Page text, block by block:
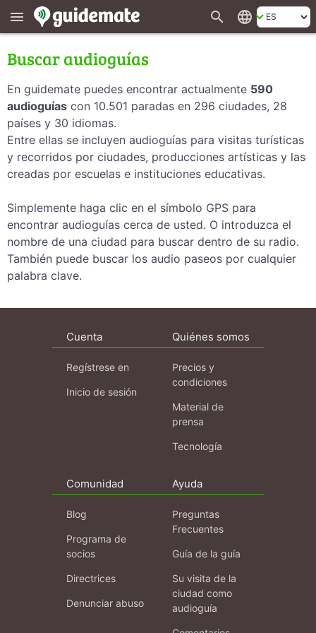
menu search language
Buscar audioguías
En guidemate puedes encontrar actualmente 590
audioguías con 10.501 paradas en 296 ciudades, 28
países y 30 idiomas.
Entre ellas se incluyen audioguías para visitas turísticas
y recorridos por ciudades, producciones artísticas y las
creadas por escuelas e instituciones educativas.
Simplemente haga clic en el símbolo GPS para
encontrar audioguías cerca de usted. O introduzca el
nombre de una ciudad para buscar dentro de su radio.
También puede buscar los audio paseos por cualquier
palabra clave.
Cuenta
Regístrese en
Inicio de sesión
Quiénes somos
Precios y
condiciones
Material de
prensa
Tecnología
Comunidad
Blog
Programa de
socios
Directrices
Denunciar abuso
Ayuda
Preguntas
Frecuentes
Guía de la guía
Su visita de la
ciudad como
audioguía